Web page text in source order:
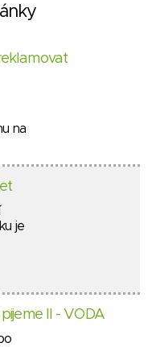
na
je
II - VODA